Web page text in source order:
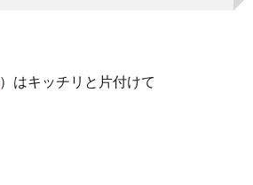
）はキッチリと片付けて